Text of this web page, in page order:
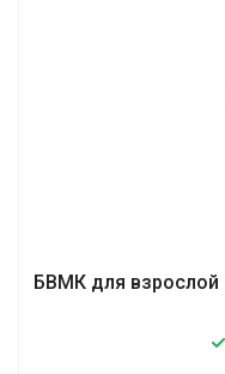
БВМК для взрослой